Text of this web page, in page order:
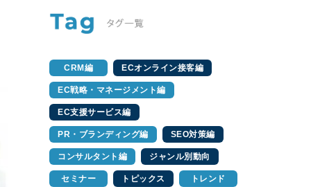
CRM編 ECオンライン接客編
EC戦略・マネージメント編
EC支援サービス編
PR・ブランディング編 SEO対策編
コンサルタント編 ジャンル別動向
セミナー トピックス トレンド